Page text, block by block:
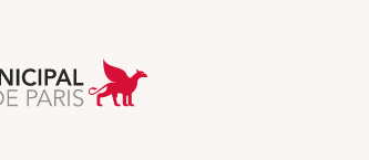
Aller à l'accueil de Crédit